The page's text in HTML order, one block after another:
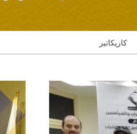
كاريكاتير